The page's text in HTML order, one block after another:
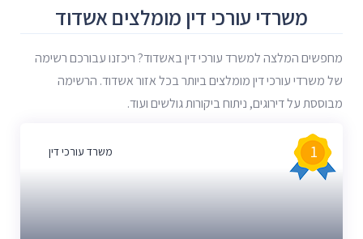
משרדי עורכי דין מומלצים אשדוד
מחפשים המלצה למשרד עורכי דין באשדוד? ריכזנו עבורכם רשימה
של משרדי עורכי דין מומלצים ביותר בכל אזור אשדוד. הרשימה
מבוססת על דירוגים, ניתוח ביקורות גולשים ועוד.
משרד עורכי דין 1